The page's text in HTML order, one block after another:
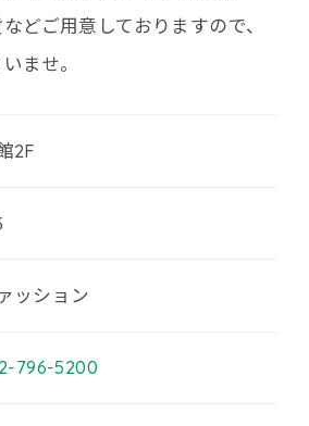
どご用意しておりますので、
ませ。
2F
ッション
796-5200